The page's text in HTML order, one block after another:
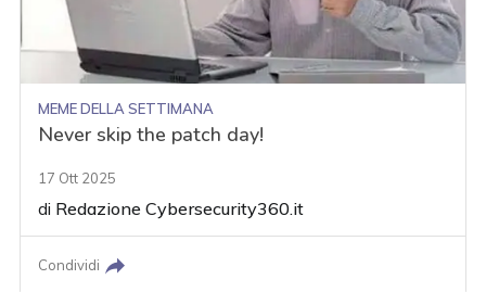
MEME DELLA SETTIMANA
Never skip the patch day!
17 Ott 2025
di Redazione Cybersecurity360.it
Condividi